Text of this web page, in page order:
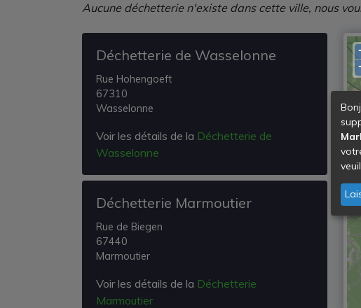
Aucune déchetterie n'existe dans cette ville, nous
Déchetterie de Wasselonne
Rue Hohengoeft
67310
Wasselonne
Voir les détails de la Déchetterie de
Wasselonne
Déchetterie Marmoutier
Rue de Biegen
67440
Marmoutier
Voir les détails de la Déchetterie
Marmoutier